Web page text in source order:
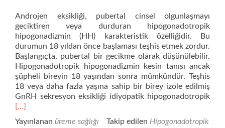
Androjen eksikliği, pubertal cinsel olgunlaşmayı
geciktiren veya durduran hipogonadotropik
hipogonadizmin (HH) karakteristik özelliğidir. Bu
durumun 18 yıldan önce başlaması teşhis etmek zordur.
Başlangıçta, pubertal bir gecikme olarak düşünülebilir.
Hipogonadotropik hipogonadizmin kesin tanısı ancak
şüpheli bireyin 18 yaşından sonra mümkündür. Teşhis
18 veya daha fazla yaşına sahip bir birey izole edilmiş
GnRH sekresyon eksikliği idiyopatik hipogonadotropik
[…]
Yayınlanan üreme sağlığı Takip edilen Hipogonadotropik